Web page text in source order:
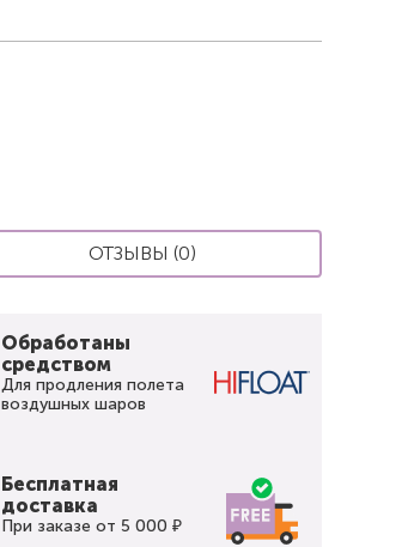
ОТЗЫВЫ (0)
Обработаны
средством
Для продления полета
воздушных шаров
Бесплатная
доставка
При заказе от 5 000 ₽